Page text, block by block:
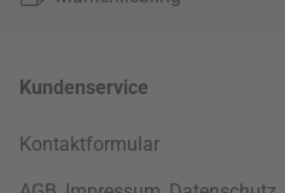
Kundenservice
Kontaktformular